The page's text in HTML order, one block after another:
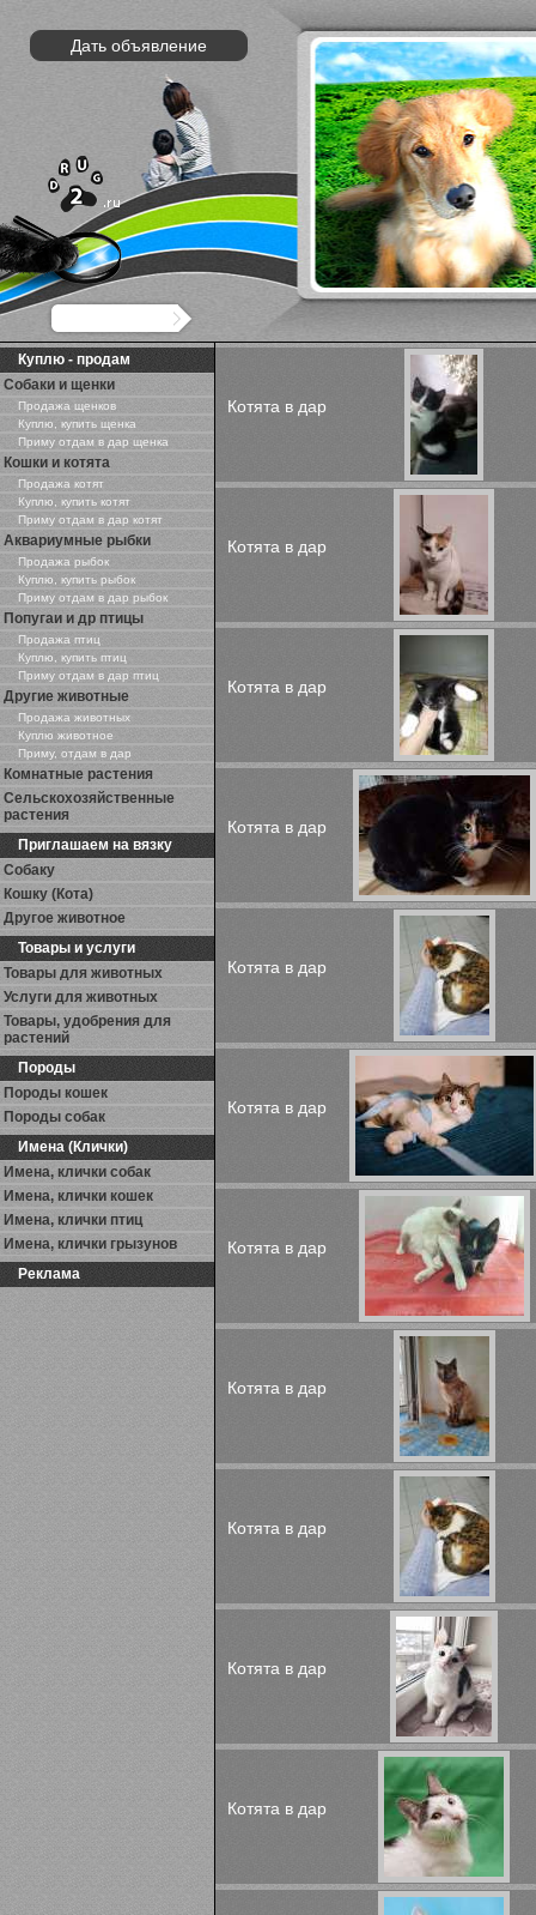
Дать объявление
Котята в дар
Котята в дар
Котята в дар
Котята в дар
Котята в дар
Котята в дар
Котята в дар
Котята в дар
Котята в дар
Котята в дар
Котята в дар
Куплю - продам
Собаки и щенки
Продажа щенков
Куплю, купить щенка
Приму отдам в дар щенка
Кошки и котята
Продажа котят
Куплю, купить котят
Приму отдам в дар котят
Аквариумные рыбки
Продажа рыбок
Куплю, купить рыбок
Приму отдам в дар рыбок
Попугаи и др птицы
Продажа птиц
Куплю, купить птиц
Приму отдам в дар птиц
Другие животные
Продажа животных
Куплю животное
Приму, отдам в дар
Комнатные растения
Сельскохозяйственные
растения
Приглашаем на вязку
Собаку
Кошку (Кота)
Другое животное
Товары и услуги
Товары для животных
Услуги для животных
Товары, удобрения для
растений
Породы
Породы кошек
Породы собак
Имена (Клички)
Имена, клички собак
Имена, клички кошек
Имена, клички птиц
Имена, клички грызунов
Реклама